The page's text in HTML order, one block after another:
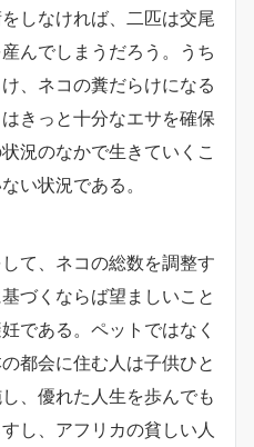
しなければ、二匹は交尾
んでしまうだろう。うち
、ネコの糞だらけになる
きっと十分なエサを確保
況のなかで生きていくこ
い状況である。
て、ネコの総数を調整す
づくならば望ましいこと
である。ペットではなく
都会に住む人は子供ひと
、優れた人生を歩んでも
し、アフリカの貧しい人